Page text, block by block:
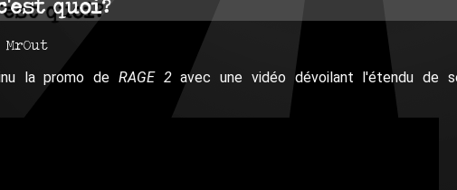
quoi?
MrOut
la promo de RAGE 2avec une vidéo dévoilant l'étendu de